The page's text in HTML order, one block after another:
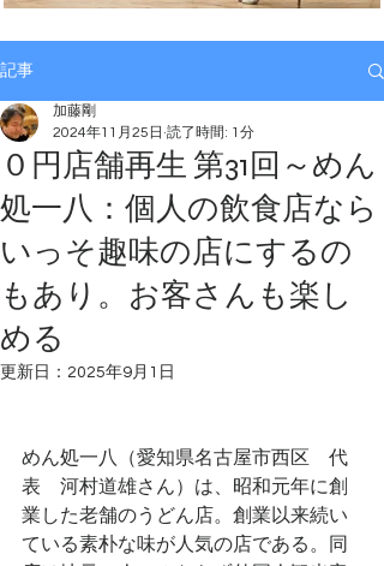
記事
０円店舗再生 第31回～めん
処一八：個人の飲食店なら
いっそ趣味の店にするの
もあり。お客さんも楽し
める
加藤剛
2024年11月25日 読了時間: 1分
更新日： 2025年9月1日
めん処一八（愛知県名古屋市西区　代
表　河村道雄さん）は、昭和元年に創
業した老舗のうどん店。創業以来続い
ている素朴な味が人気の店である。同